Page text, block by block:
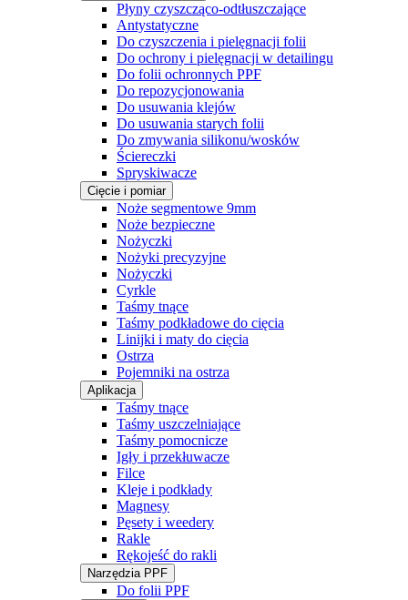
Płyny czyszcząco-odtłuszczające
Antystatyczne
Do czyszczenia i pielęgnacji folii
Do ochrony i pielęgnacji w detailingu
Do folii ochronnych PPF
Do repozycjonowania
Do usuwania klejów
Do usuwania starych folii
Do zmywania silikonu/wosków
Ściereczki
Spryskiwacze
Cięcie i pomiar
Noże segmentowe 9mm
Noże bezpieczne
Nożyczki
Nożyki precyzyjne
Nożyczki
Cyrkle
Taśmy tnące
Taśmy podkładowe do cięcia
Linijki i maty do cięcia
Ostrza
Pojemniki na ostrza
Aplikacja
Taśmy tnące
Taśmy uszczelniające
Taśmy pomocnicze
Igły i przekłuwacze
Filce
Kleje i podkłady
Magnesy
Pęsety i weedery
Rakle
Rękojeść do rakli
Narzędzia PPF
Do folii PPF